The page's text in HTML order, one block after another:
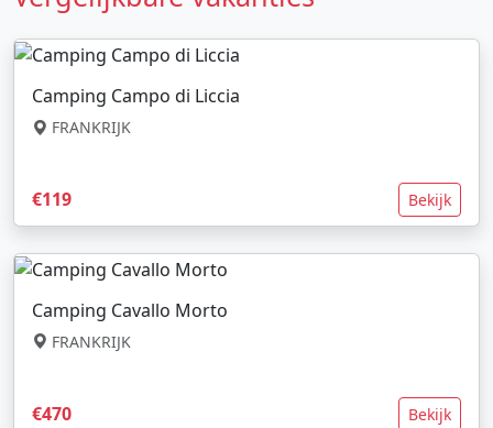
Camping Campo di Liccia
FRANKRIJK
€119 Bekijk
Camping Cavallo Morto
FRANKRIJK
€470 Bekijk